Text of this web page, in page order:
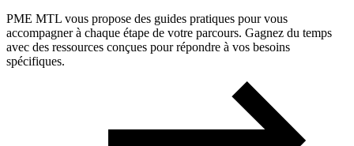
PME MTL vous propose des guides pratiques pour vous
accompagner à chaque étape de votre parcours. Gagnez du temps
avec des ressources conçues pour répondre à vos besoins
spécifiques.